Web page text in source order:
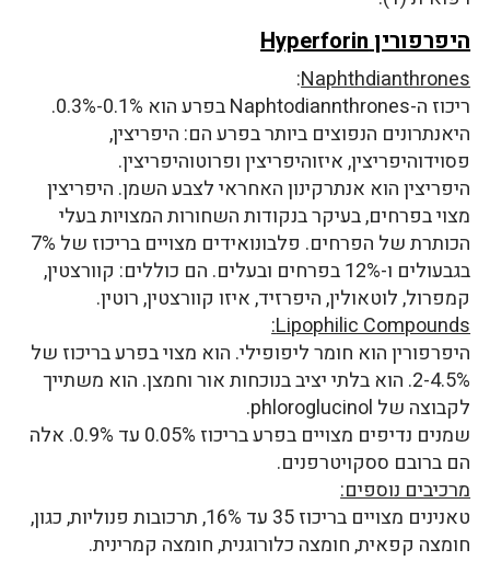
היפרפורין Hyperforin
Naphthdianthrones
:
ריכוז ה-Naphtodiannthrones בפרע הוא 0.1%-0.3%.
היאנתרונים הנפוצים ביותר בפרע הם: היפריצין,
פסוידוהיפריצין, איזוהיפריצין ופרוטוהיפריצין.
היפריצין הוא אנתרקינון האחראי לצבע השמן. היפריצין
מצוי בפרחים, בעיקר בנקודות השחורות המצויות בעלי
הכותרת של הפרחים. פלבונואידים מצויים בריכוז של 7%
בגבעולים ו-12% בפרחים ובעלים. הם כוללים: קוורצטין,
קמפרול, לוטאולין, היפרזיד, איזו קוורצטין, רוטין.
Lipophilic Compounds:
היפרפורין הוא חומר ליפופילי. הוא מצוי בפרע בריכוז של
2-4.5%. הוא בלתי יציב בנוכחות אור וחמצן. הוא משתייך
לקבוצה של phloroglucinol.
שמנים נדיפים מצויים בפרע בריכוז 0.05% עד 0.9%. אלה
הם ברובם ססקויטרפנים.
מרכיבים נוספים:
טאנינים מצויים בריכוז 35 עד 16%, תרכובות פנוליות, כגון,
חומצה קפאית, חומצה כלורוגנית, חומצה קמרינית.